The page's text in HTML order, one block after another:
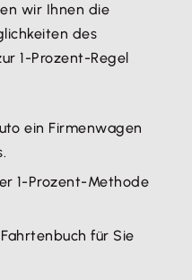
wir Ihnen die
des
1-Prozent-Regel
ein Firmenwagen
1-Prozent-Methode
für Sie